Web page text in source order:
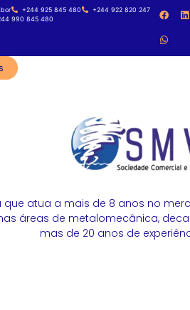
+244 925 845 480
+244 922 820 247
990 845 480
que atua a mais de 8 anos no
áreas de metalomecânica,
mas de 20 anos de